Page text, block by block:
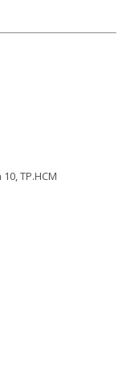
TP.HCM